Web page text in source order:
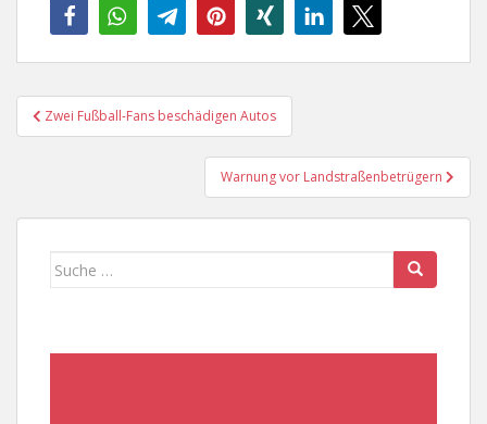
Beitragsnavigation
Zwei Fußball-Fans beschädigen Autos
Warnung vor Landstraßenbetrügern
Suche